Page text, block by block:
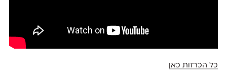
כל הכרזות כאן